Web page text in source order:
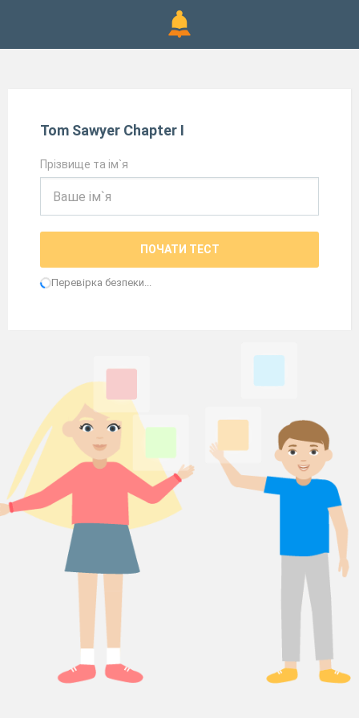
Tom Sawyer Chapter I
Прізвище та ім`я
ПОЧАТИ ТЕСТ
Перевірка безпеки...